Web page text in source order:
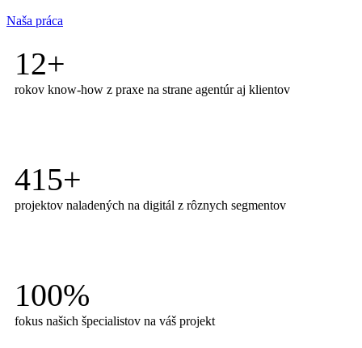
Naša práca
12+
rokov know-how z praxe na strane agentúr aj klientov
415+
projektov naladených na digitál z rôznych segmentov
100%
fokus našich špecialistov na váš projekt